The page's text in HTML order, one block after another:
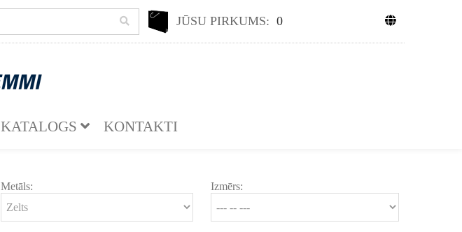
JŪSU PIRKUMS: 0
KATALOGS KONTAKTI
Metāls: Izmērs: